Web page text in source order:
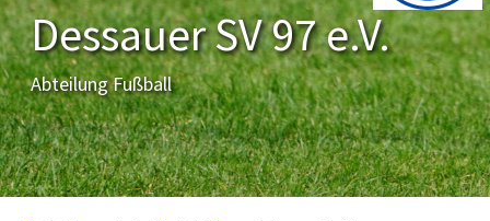
Dessauer SV 97 e.V.
Abteilung Fußball